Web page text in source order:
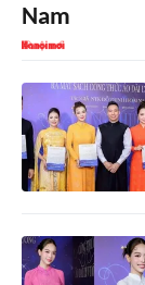
Nam